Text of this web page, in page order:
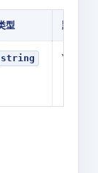
型 默认值
string